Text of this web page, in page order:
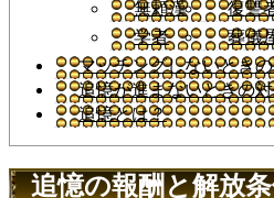
無頼漢
復讐
学者
葬儀
マッチングしないとき
追憶が進まないときの
追憶とは？
追憶の報酬と解放